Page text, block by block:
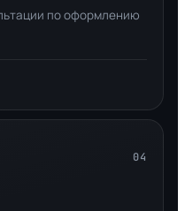
по оформлению
04